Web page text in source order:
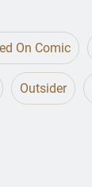
On Comic
Outsider